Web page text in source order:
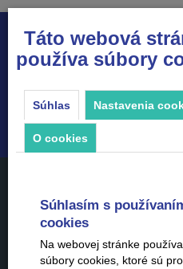
PRODUKTY
Táto webová
používa súbory
Súhlas Nastavenia
O cookies
Súhlasím s
cookies
Na webovej stránke
súbory cookies, ktoré sú